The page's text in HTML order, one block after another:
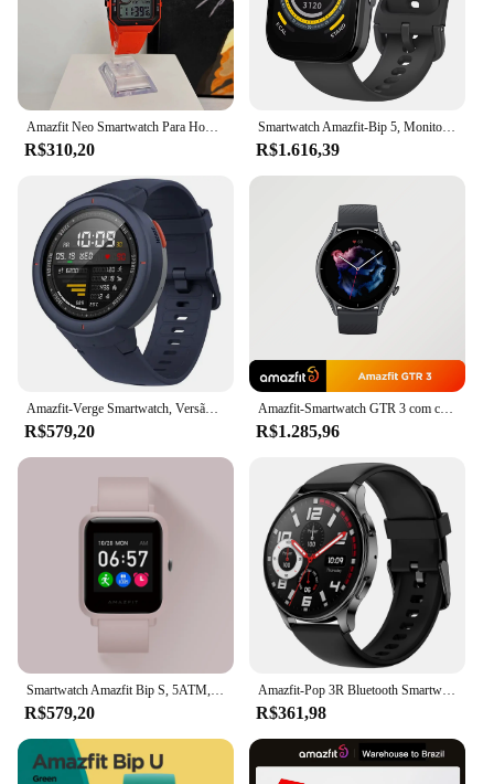
Amazfit Neo Smartwatch Para Homens Monitor de Freqüência Cardíaca Em Tempo Real Monitor STN Display 5ATM Relógio Esportivo À Prova D' Água 95New Sem Caixa
R$310,20
Smartwatch Amazfit-Bip 5, Monitoramento do Sono, Frequência Cardíaca 24H, 120 + Modos Esportivos, 46mm, Android, Telefone iOS, Novo, A2215
R$1.616,39
R$579,20
Amazfit-Smartwatch GTR 3 com coroa de navegação, relógio inteligente clássico, Alexa integrado, bateria de 21 dias para IOS, 46mm, novo
R$1.285,96
R$579,20
Amazfit-Pop 3R Bluetooth Smartwatch, 100 + modos esportivos, chamadas telefônicas, bateria de 12 dias, original, novo
R$361,98